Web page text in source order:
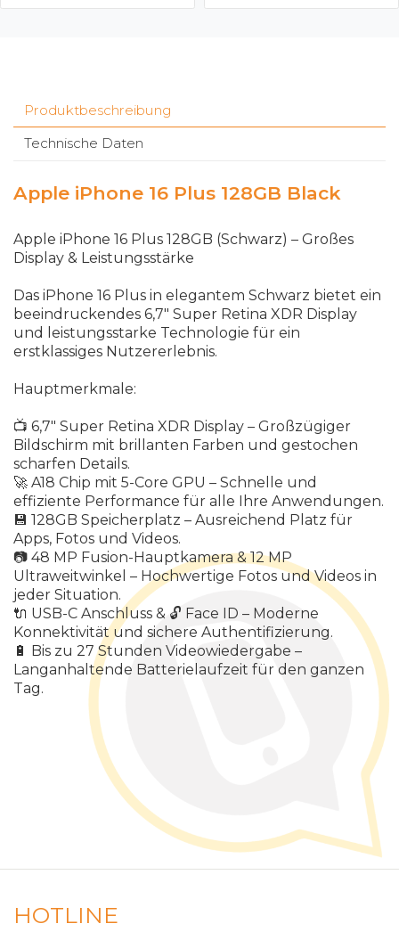
Produktbeschreibung
Technische Daten
Apple iPhone 16 Plus 128GB Black
Apple iPhone 16 Plus 128GB (Schwarz) – Großes
Display & Leistungsstärke
Das iPhone 16 Plus in elegantem Schwarz bietet ein
beeindruckendes 6,7" Super Retina XDR Display
und
leistungsstarke Technologie für ein
erstklassiges Nutzererlebnis.
Hauptmerkmale:
📺 6,7" Super Retina XDR Display – Großzügiger
Bildschirm mit brillanten Farben und gestochen
scharfen Details.
🚀 A18 Chip mit 5-Core GPU – Schnelle und
effiziente Performance für alle Ihre Anwendungen.
💾 128GB Speicherplatz – Ausreichend Platz für
Apps, Fotos und Videos.
📷 48 MP Fusion-Hauptkamera& 12MP
Ultraweitwinkel – Hochwertige Fotos und Videos in
jeder Situation.
🔌 USB-C Anschluss & 🔓 Face ID – Moderne
Konnektivität und sichere Authentifizierung.
🔋 Bis zu 27Stunden Videowiedergabe –
Langanhaltende Batterielaufzeit für den ganzen
Tag.
HOTLINE